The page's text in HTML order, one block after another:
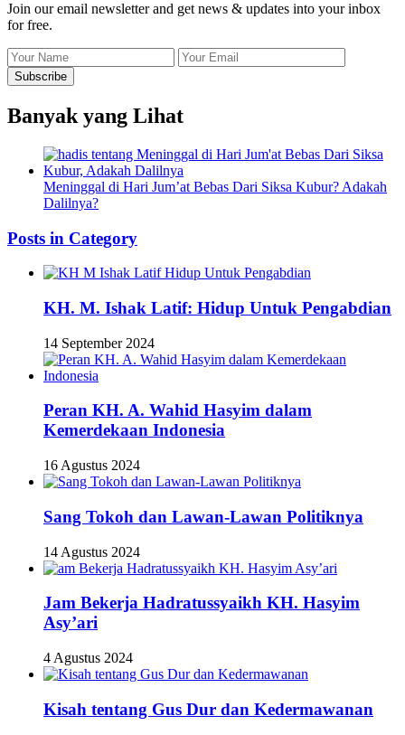
Join our email newsletter and get news & updates into your inbox
for free.
Banyak yang Lihat
Meninggal di Hari Jum’at Bebas Dari Siksa Kubur? Adakah
Dalilnya?
Posts in Category
KH. M. Ishak Latif: Hidup Untuk Pengabdian
14 September 2024
Peran KH. A. Wahid Hasyim dalam
Kemerdekaan Indonesia
16 Agustus 2024
Sang Tokoh dan Lawan-Lawan Politiknya
14 Agustus 2024
Jam Bekerja Hadratussyaikh KH. Hasyim
Asy’ari
4 Agustus 2024
Kisah tentang Gus Dur dan Kedermawanan